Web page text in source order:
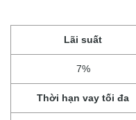
Lãi suất
7%
Thời hạn vay tối đa